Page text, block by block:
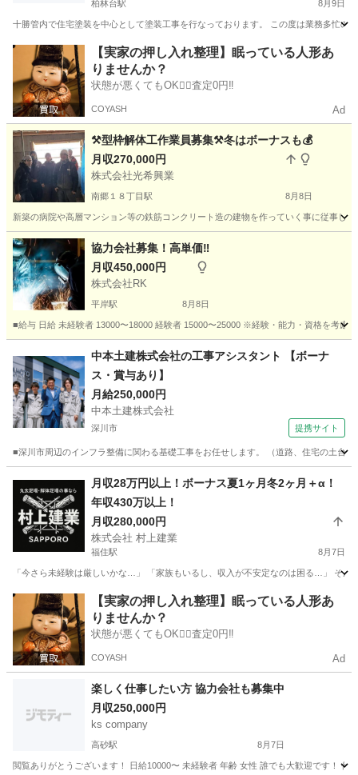
柏林台駅 8月9日
十勝管内で住宅塗装を中心として塗装工事を行なっております。 この度は業務多忙
北海道 河東郡 柏林台駅 その他 業務
【実家の押し入れ整理】眠っている人形あ
りませんか？
状態が悪くてもOK🙆‍♀️査定0円‼️
COYASH Ad
⚒️型枠解体工作業員募集⚒️冬はボーナスも💰️
月収270,000円
株式会社光希興業
南郷１８丁目駅 8月8日
新築の病院や高層マンション等の鉄筋コンクリート造の建物を作っていく事に従事
北海道 札幌市 南郷１８丁目駅 大工
協力会社募集！高単価‼︎
月収450,000円
株式会社RK
平岸駅 8月8日
■給与 日給 未経験者 13000〜18000 経験者 15000〜25000 ※経験・能力・資格を考慮
平岸駅 土木 協力会社
中本土建株式会社の工事アシスタント 【ボーナ
ス・賞与あり】
月給250,000円
中本土建株式会社
深川市 提携サイト
■深川市周辺のインフラ整備に関わる基礎工事をお任せします。 （道路、住宅の土台
施工管理
月収28万円以上！ボーナス夏1ヶ月冬2ヶ月＋α！
年収430万以上！
月収280,000円
株式会社 村上建業
福住駅 8月7日
「今さら未経験は厳しいかな…」 「家族もいるし、収入が不安定なのは困る…」 そ
北海道 札幌市 福住駅 鳶職 足場
【実家の押し入れ整理】眠っている人形あ
りませんか？
状態が悪くてもOK🙆‍♀️査定0円‼️
COYASH Ad
楽しく仕事したい方 協力会社も募集中
月収250,000円
ks company
高砂駅 8月7日
閲覧ありがとうございます！ 日給10000〜 未経験者 年齢 女性 誰でも大歓迎です！